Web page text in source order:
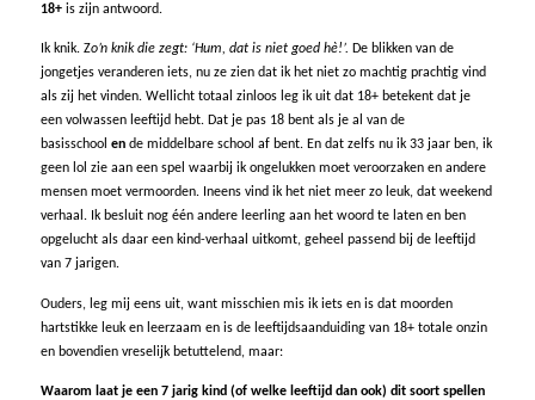
18+ is zijn antwoord.
Ik knik. Zo’n knik die zegt: ‘Hum, dat is niet goed hè!’. De blikken van de
jongetjes veranderen iets, nu ze zien dat ik het niet zo machtig prachtig vind
als zij het vinden. Wellicht totaal zinloos leg ik uit dat 18+ betekent dat je
een volwassen leeftijd hebt. Dat je pas 18 bent als je al van de
basisschool en de middelbare school af bent. En dat zelfs nu ik 33 jaar ben, ik
geen lol zie aan een spel waarbij ik ongelukken moet veroorzaken en andere
mensen moet vermoorden. Ineens vind ik het niet meer zo leuk, dat weekend
verhaal. Ik besluit nog één andere leerling aan het woord te laten en ben
opgelucht als daar een kind-verhaal uitkomt, geheel passend bij de leeftijd
van 7 jarigen.
Ouders, leg mij eens uit, want misschien mis ik iets en is dat moorden
hartstikke leuk en leerzaam en is de leeftijdsaanduiding van 18+ totale onzin
en bovendien vreselijk betuttelend, maar:
Waarom laat je een 7 jarig kind (of welke leeftijd dan ook) dit soort spellen